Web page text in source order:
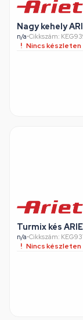
Nagy kehely
n/a•Cikkszám:
Nincs készleten
Turmix kés
n/a•Cikkszám:
Nincs készleten